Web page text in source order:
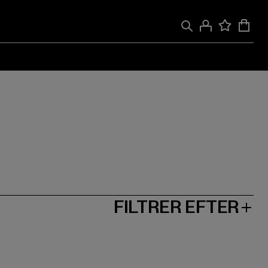
FILTRER EFTER